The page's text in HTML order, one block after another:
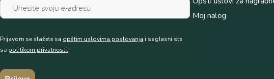
Prijavom se slažete sa opštim uslovima poslovanja i saglasni ste
sa politikom privatnosti.
Moj nalog